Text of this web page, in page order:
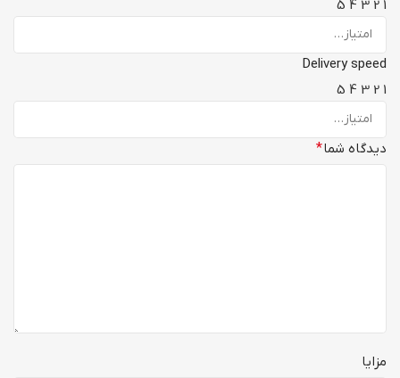
1
2
3
4
5
Delivery speed
1
2
3
4
5
دیدگاه شما*
مزایا